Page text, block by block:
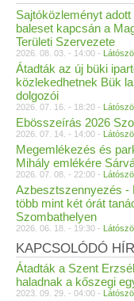
Sajtóközleményt
baleset kapcsán a
Területi Szervezete
2026. 08. 03. - 14:00 -
Átadták az új büki
közlekedhetnek Bük
dolgozói
2026. 07. 16. - 18:20 -
Ebösszeírás 2026
2026. 07. 14. - 14:00 -
Megemlékezés és
Mihály emlékére
2026. 07. 08. - 22:00 -
Azbesztszennyezés -
több mint két órát
Szombathelyen
2026. 06. 18. - 19:30 -
KAPCSOLÓDÓ
Átadták a Szent
haladnak a kőszegi
2023. 09. 29. - 04:00 -